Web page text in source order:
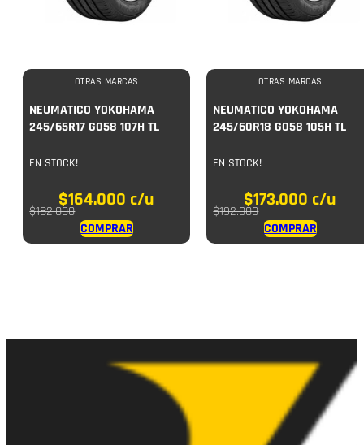
OTRAS MARCAS
NEUMATICO YOKOHAMA
245/65R17 G058 107H TL
EN STOCK!
$164.000 c/u
$182.000
COMPRAR
OTRAS MARCAS
NEUMATICO YOKOHAMA
245/60R18 G058 105H TL
EN STOCK!
$173.000 c/u
$192.000
COMPRAR